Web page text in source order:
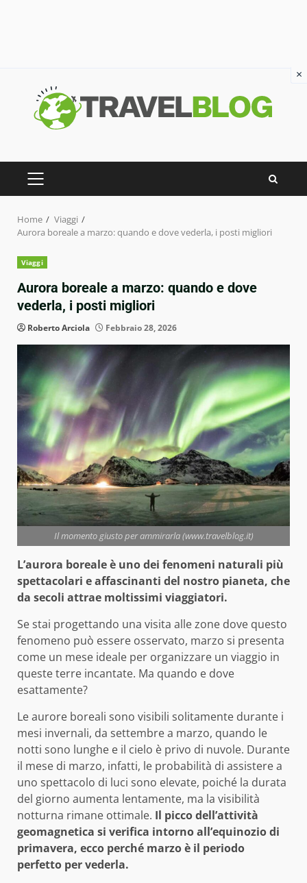
content
PRIMARY
Home
Viaggi
Aurora boreale a marzo: quando e dove vederla, i posti migliori
Viaggi
Aurora boreale a marzo: quando e dove
vederla, i posti migliori
Roberto Arciola Febbraio 28, 2026
Il momento giusto per ammirarla (www.travelblog.it)
L’aurora boreale è uno dei fenomeni naturali più
spettacolari e affascinanti del nostro pianeta, che
da secoli attrae moltissimi viaggiatori.
Se stai progettando una visita alle zone dove questo
fenomeno può essere osservato, marzo si presenta
come un mese ideale per organizzare un viaggio in
queste terre incantate. Ma quando e dove
esattamente?
Le aurore boreali sono visibili solitamente durante i
mesi invernali, da settembre a marzo, quando le
notti sono lunghe e il cielo è privo di nuvole. Durante
il mese di marzo, infatti, le probabilità di assistere a
uno spettacolo di luci sono elevate, poiché la durata
del giorno aumenta lentamente, ma la visibilità
notturna rimane ottimale. Il picco dell’attività
geomagnetica si verifica intorno all’equinozio di
primavera, ecco perché marzo è il periodo
perfetto per vederla.
×